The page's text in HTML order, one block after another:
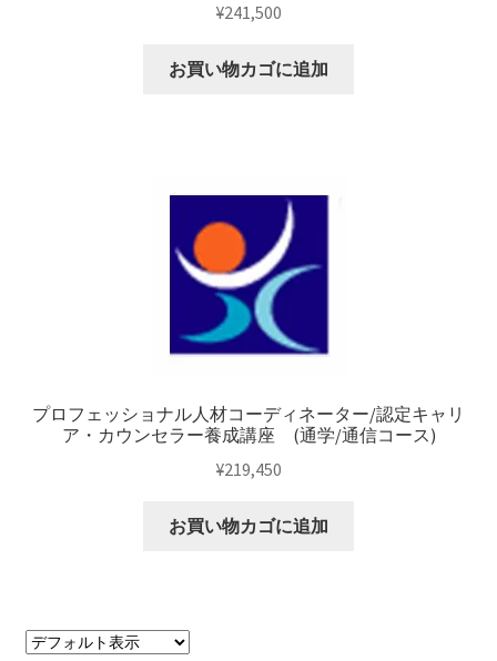
¥241,500
お買い物カゴに追加
プロフェッショナル人材コーディネーター/認定キャリ
ア・カウンセラー養成講座 (通学/通信コース)
¥219,450
お買い物カゴに追加